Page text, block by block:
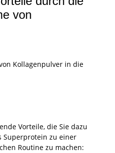
von
Vorteile, die Sie dazu
Superprotein zu einer
Routine zu machen: